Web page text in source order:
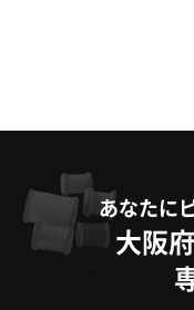
あなたに
大阪